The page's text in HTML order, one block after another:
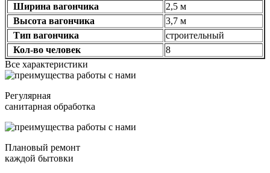
Ширина вагончика
2,5 м
Высота вагончика
3,7 м
Тип вагончика
строительный
Кол-во человек
8
Все характеристики
Регулярная
санитарная обработка
Плановый ремонт
каждой бытовки